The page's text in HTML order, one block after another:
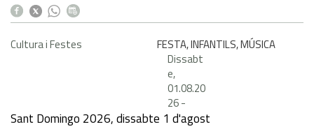
Cultura i Festes
FESTA, INFANTILS, MÚSICA
Dissabt
e,
01.08.20
26-
Sant Domingo 2026, dissabte 1 d'agost